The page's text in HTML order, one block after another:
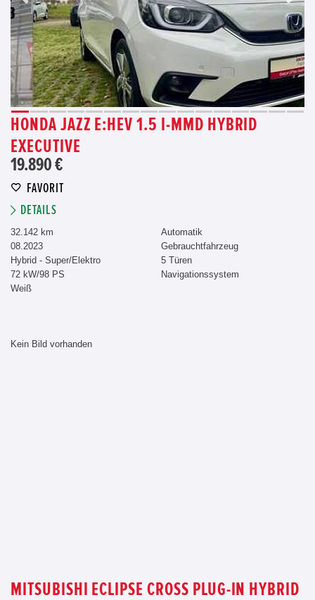
HONDA JAZZ E:HEV 1.5 I-MMD HYBRID
EXECUTIVE
19.890 €
FAVORIT
DETAILS
32.142 km
08.2023
Hybrid - Super/Elektro
72 kW/98 PS
Weiß
Automatik
Gebrauchtfahrzeug
5 Türen
Navigationssystem
Kein Bild vorhanden
MITSUBISHI ECLIPSE CROSS PLUG-IN HYBRID